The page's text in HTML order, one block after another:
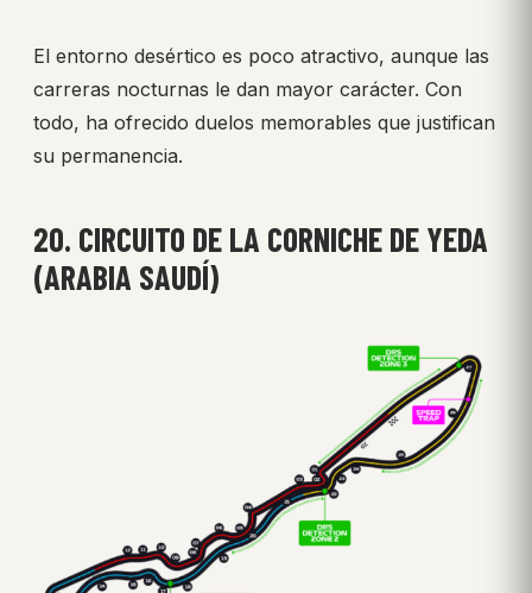
El entorno desértico es poco atractivo, aunque las
carreras nocturnas le dan mayor carácter. Con
todo, ha ofrecido duelos memorables que justifican
su permanencia.
20. CIRCUITO DE LA CORNICHE DE YEDA
(ARABIA SAUDÍ)